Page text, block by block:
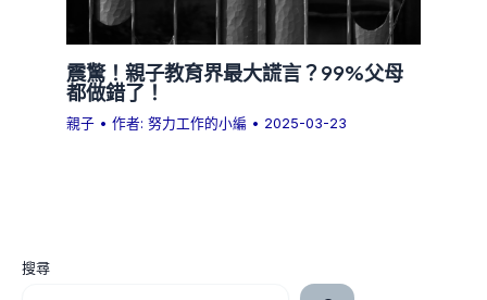
震驚！親子教育界最大謊言？99%父母
都做錯了！
親子 • 作者:努力工作的小編 • 2025-03-23
搜尋